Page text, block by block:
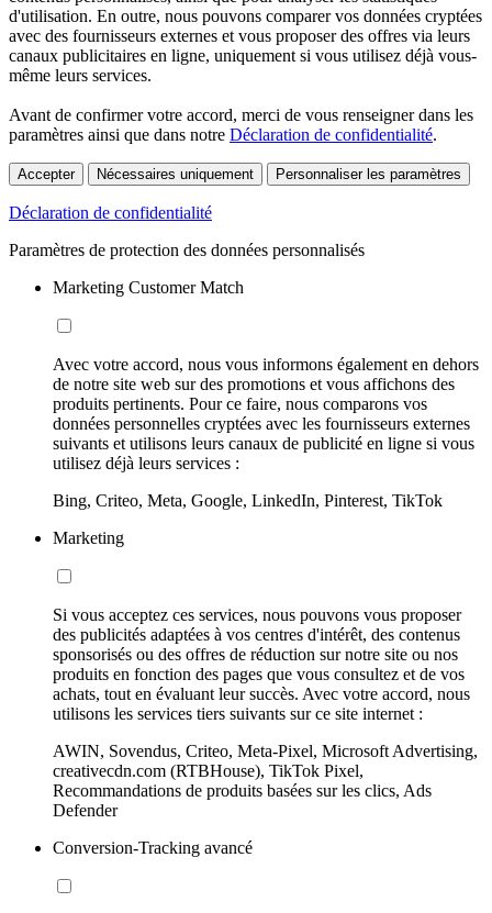
d'utilisation. En outre, nous pouvons comparer vos données cryptées
avec des fournisseurs externes et vous proposer des offres via leurs
canaux publicitaires en ligne, uniquement si vous utilisez déjà vous-
même leurs services.
Avant de confirmer votre accord, merci de vous renseigner dans les
paramètres ainsi que dans notre Déclaration de confidentialité.
Accepter Nécessaires uniquement Personnaliser les paramètres
Déclaration de confidentialité
Paramètres de protection des données personnalisés
Marketing Customer Match
Avec votre accord, nous vous informons également en dehors
de notre site web sur des promotions et vous affichons des
produits pertinents. Pour ce faire, nous comparons vos
données personnelles cryptées avec les fournisseurs externes
suivants et utilisons leurs canaux de publicité en ligne si vous
utilisez déjà leurs services :
Bing, Criteo, Meta, Google, LinkedIn, Pinterest, TikTok
Marketing
Si vous acceptez ces services, nous pouvons vous proposer
des publicités adaptées à vos centres d'intérêt, des contenus
sponsorisés ou des offres de réduction sur notre site ou nos
produits en fonction des pages que vous consultez et de vos
achats, tout en évaluant leur succès. Avec votre accord, nous
utilisons les services tiers suivants sur ce site internet :
AWIN, Sovendus, Criteo, Meta-Pixel, Microsoft Advertising,
creativecdn.com (RTBHouse), TikTok Pixel,
Recommandations de produits basées sur les clics, Ads
Defender
Conversion-Tracking avancé